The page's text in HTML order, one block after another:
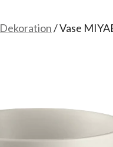
Dekoration/ Vase